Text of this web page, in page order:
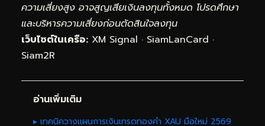
ความเสี่ยงสูง อาจสูญเสียเงินลงทุนทั้งหมด โปรดศึกษา
และบริหารความเสี่ยงก่อนตัดสินใจลงทุน
เว็บไซต์ในเครือ: XM Signal · SiamLanCard ·
Siam2R
อ่านเพิ่มเติม
▸ เทคนิควางแผนการเงินเทรดทองคำ XAU มือใหม่ 2569